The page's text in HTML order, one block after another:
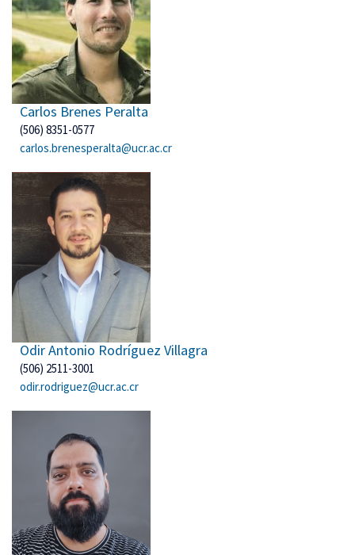
Carlos Brenes Peralta
(506) 8351-0577
carlos.brenesperalta@ucr.ac.cr
Odir Antonio Rodríguez Villagra
(506) 2511-3001
odir.rodriguez@ucr.ac.cr